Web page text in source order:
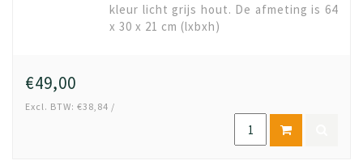
kleur licht grijs hout. De afmeting is 64
x 30 x 21 cm (lxbxh)
€49,00
Excl. BTW: €38,84 /